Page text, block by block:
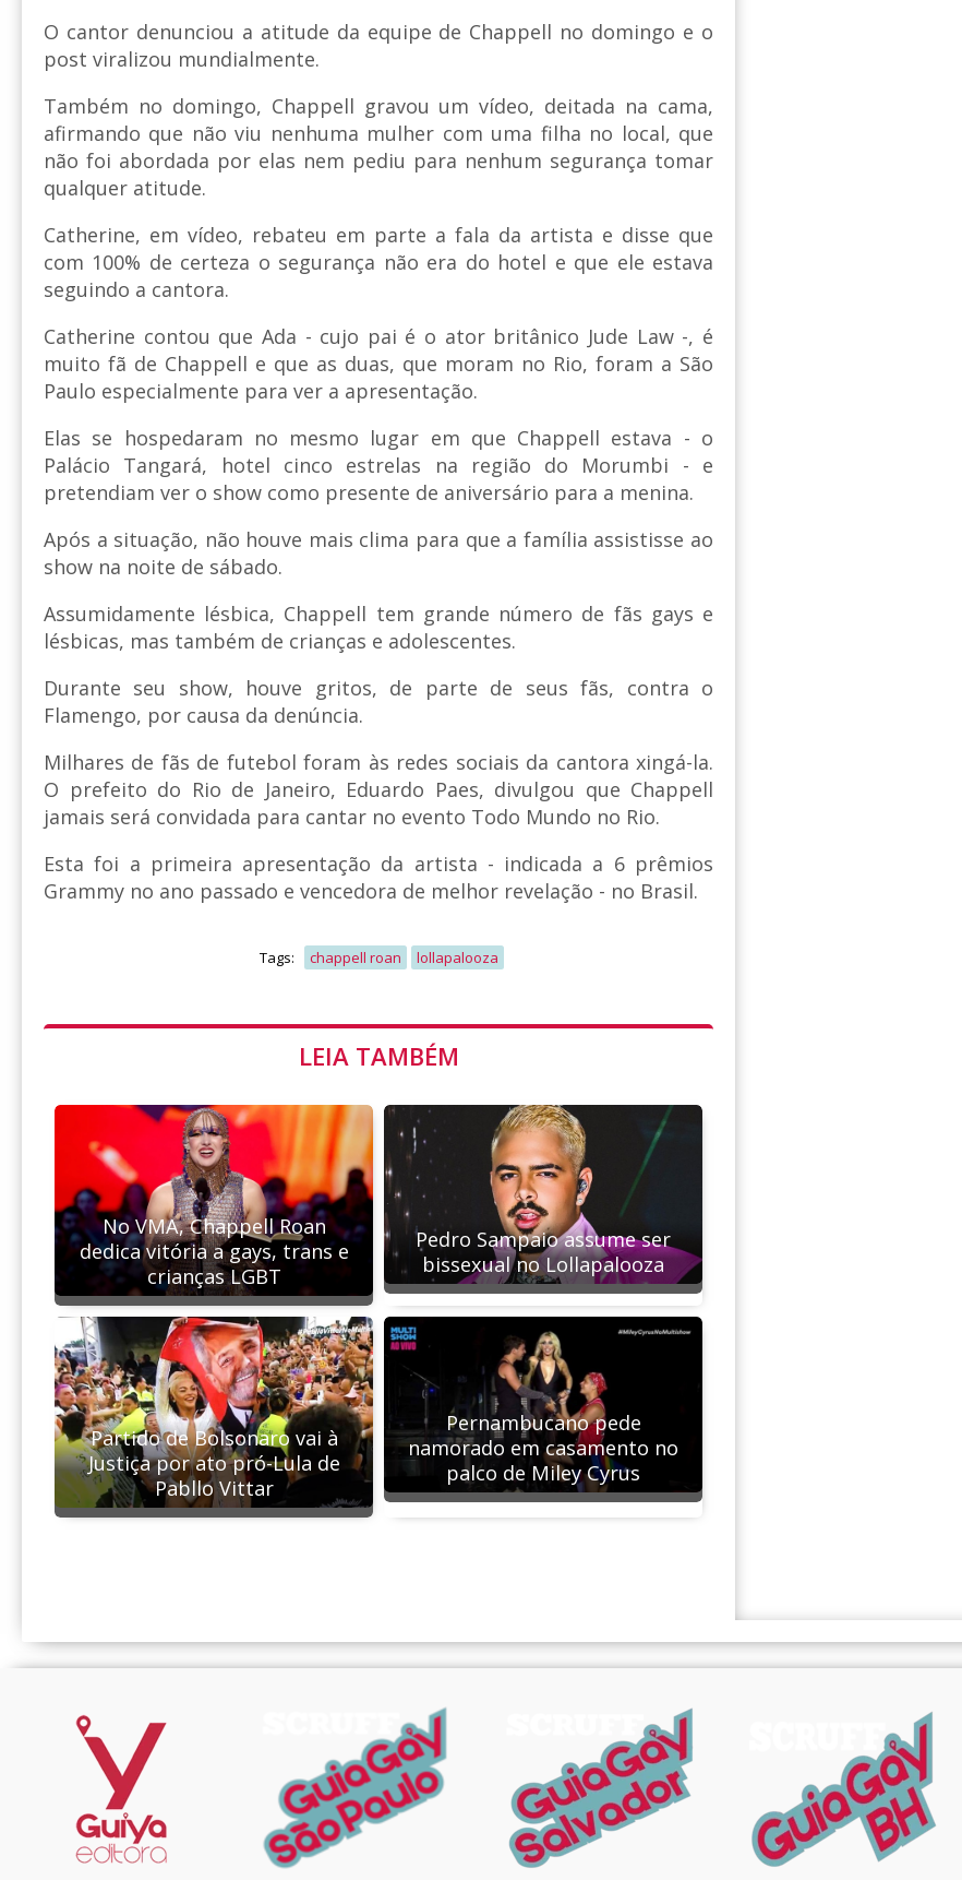
O cantor denunciou a atitude da equipe de Chappell no domingo e o
post viralizou mundialmente.
Também no domingo, Chappell gravou um vídeo, deitada na cama,
afirmando que não viu nenhuma mulher com uma filha no local, que
não foi abordada por elas nem pediu para nenhum segurança tomar
qualquer atitude.
Catherine, em vídeo, rebateu em parte a fala da artista e disse que
com 100% de certeza o segurança não era do hotel e que ele estava
seguindo a cantora.
Catherine contou que Ada - cujo pai é o ator britânico Jude Law -, é
muito fã de Chappell e que as duas, que moram no Rio, foram a São
Paulo especialmente para ver a apresentação.
Elas se hospedaram no mesmo lugar em que Chappell estava - o
Palácio Tangará, hotel cinco estrelas na região do Morumbi - e
pretendiam ver o show como presente de aniversário para a menina.
Após a situação, não houve mais clima para que a família assistisse ao
show na noite de sábado.
Assumidamente lésbica, Chappell tem grande número de fãs gays e
lésbicas, mas também de crianças e adolescentes.
Durante seu show, houve gritos, de parte de seus fãs, contra o
Flamengo, por causa da denúncia.
Milhares de fãs de futebol foram às redes sociais da cantora xingá-la.
O prefeito do Rio de Janeiro, Eduardo Paes, divulgou que Chappell
jamais será convidada para cantar no evento Todo Mundo no Rio.
Esta foi a primeira apresentação da artista - indicada a 6 prêmios
Grammy no ano passado e vencedora de melhor revelação - no Brasil.
Tags: chappell roan lollapalooza
LEIA TAMBÉM
No VMA, Chappell Roan
dedica vitória a gays, trans e
crianças LGBT
Pedro Sampaio assume ser
bissexual no Lollapalooza
Partido de Bolsonaro vai à
Justiça por ato pró-Lula de
Pabllo Vittar
Pernambucano pede
namorado em casamento no
palco de Miley Cyrus